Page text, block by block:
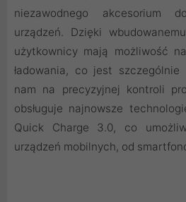
niezawodnego akcesorium
urządzeń. Dzięki
użytkownicy mają możliwość
ładowania, co jest
nam na precyzyjnej kontroli
obsługuje najnowsze
Quick Charge 3.0, co
urządzeń mobilnych, od